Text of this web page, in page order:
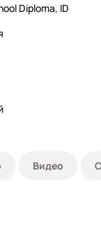
Diploma, ID
Видео